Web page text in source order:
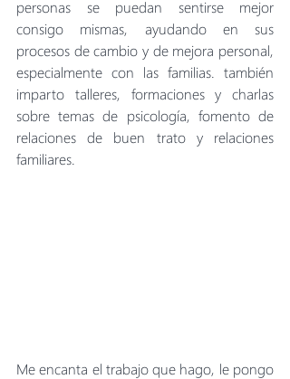
personas se puedan sentirse mejor
consigo mismas, ayudando en sus
procesos de cambio y de mejora personal,
especialmente con las familias. también
imparto talleres, formaciones y charlas
sobre temas de psicología, fomento de
relaciones de buen trato y relaciones
familiares.
Me encanta el trabajo que hago, le pongo